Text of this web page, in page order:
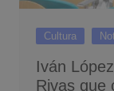
Cultura
Iván
Rivas que